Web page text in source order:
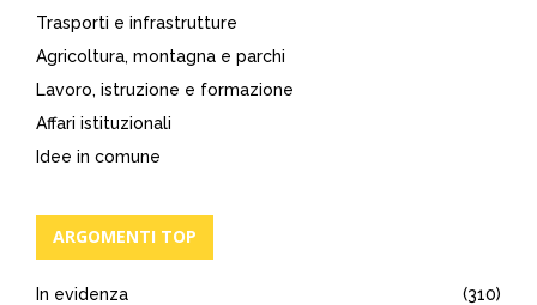
Trasporti e infrastrutture
Agricoltura, montagna e parchi
Lavoro, istruzione e formazione
Affari istituzionali
Idee in comune
ARGOMENTI TOP
In evidenza
(310)